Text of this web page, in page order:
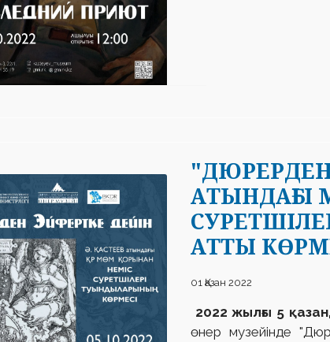
АТЫНДАҒЫ
АТТЫ
01 Қазан 2022
2022 жылғы 5
өнер музейінде